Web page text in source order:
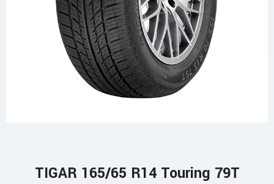
TIGAR 165/65 R14 Touring 79T